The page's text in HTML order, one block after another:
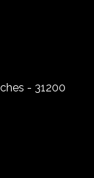
- 31200